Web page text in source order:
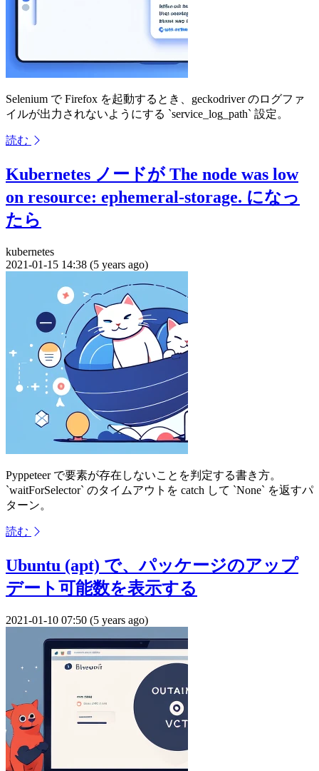
Selenium で Firefox を起動するとき、geckodriver のログファ
イルが出力されないようにする `service_log_path` 設定。
読む
Kubernetes ノードが The node was low
on resource: ephemeral-storage. になっ
たら
kubernetes
2021-01-15 14:38 (5 years ago)
Pyppeteer で要素が存在しないことを判定する書き方。
`waitForSelector` のタイムアウトを catch して `None` を返すパ
ターン。
読む
Ubuntu (apt) で、パッケージのアップ
デート可能数を表示する
2021-01-10 07:50 (5 years ago)